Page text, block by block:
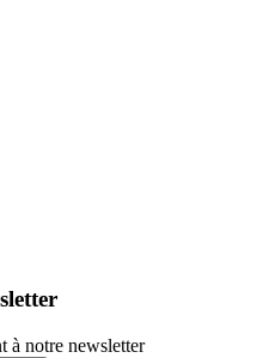
à notre newsletter